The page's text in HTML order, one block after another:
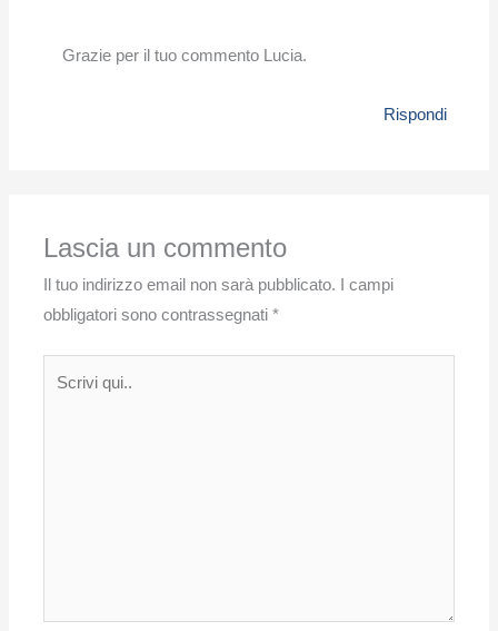
Grazie per il tuo commento Lucia.
Rispondi
Lascia un commento
Il tuo indirizzo email non sarà pubblicato.
I campi
obbligatori sono contrassegnati*